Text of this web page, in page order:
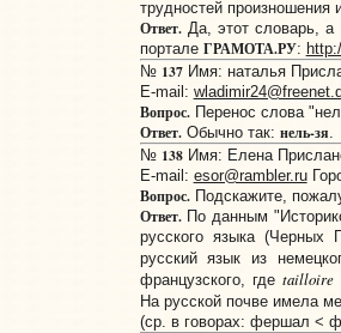
трудностей произношения
Ответ.Да, этот словарь, а
портале ГРАМОТА.РУ:
№ 137Имя: наталья
E-mail:
Вопрос.Перенос слова
Ответ.Обычно так: нель-зя.
№ 138Имя: Елена
E-mail: esor@rambler.ru
Вопрос.Подскажите,
Ответ.По данным
русского языка
русский язык из
французского, где tailloire
На русской почве имела
(ср. в говорах: фершал <